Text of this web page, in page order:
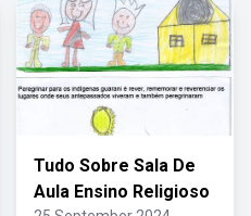
Tudo Sobre Sala De
Aula Ensino Religioso